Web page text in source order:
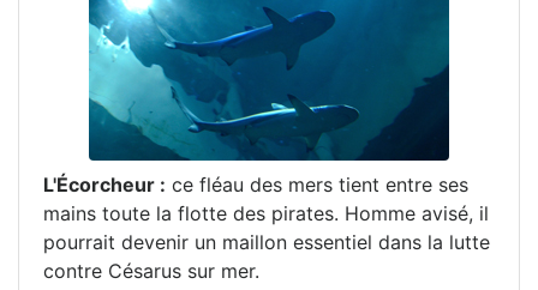
L'Écorcheur : ce fléau des mers tient entre ses
mains toute la flotte des pirates. Homme avisé, il
pourrait devenir un maillon essentiel dans la lutte
contre Césarus sur mer.